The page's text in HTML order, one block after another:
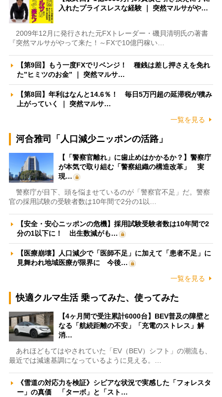
入れたプライスレスな経験 ｜ 突然マルサがや…
2009年12月に発行された元FXトレーダー・磯貝清明氏の著書
『突然マルサがやって来た！～FXで10億円稼い…
【第9回】もう一度FXでリベンジ！ 種銭は差し押さえを免れ
た”ヒミツのお金” ｜ 突然マルサ…
【第8回】年利はなんと14.6％！ 毎日5万円超の延滞税が積み
上がっていく ｜ 突然マルサ…
一覧を見る
河合雅司「人口減少ニッポンの活路」
【「警察官離れ」に歯止めはかかるか？】警察庁
が本気で取り組む「警察組織の構造改革」 実
現…
警察庁が目下、頭を悩ませているのが「警察官不足」だ。警察
官の採用試験の受験者数は10年間で2分の1以…
【安全・安心ニッポンの危機】採用試験受験者数は10年間で2
分の1以下に！ 出生数減がも…
【医療崩壊】人口減少で「医師不足」に加えて「患者不足」に
見舞われ地域医療が限界に 今後…
一覧を見る
快適クルマ生活 乗ってみた、使ってみた
【4ヶ月間で受注累計6000台】BEV普及の障壁と
なる「航続距離の不安」「充電のストレス」解
消…
あれほどもてはやされていた「EV（BEV）シフト」の潮流も、
最近では減速基調になっているように見える。…
《雪道の対応力を検証》シビアな状況で実感した「フォレスタ
ー」の真価 「ターボ」と「スト…